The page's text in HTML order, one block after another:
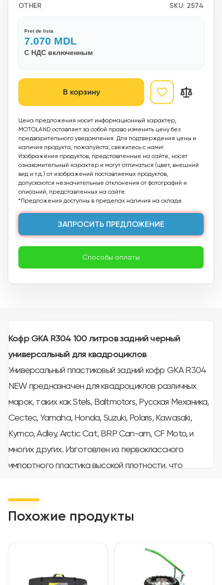
OTHER SKU: 2574
Pret de lista
7.070 MDL
С НДС включенным
В корзину
Цена предложения носит информационный характер,
MOTOLAND оставляет за собой право изменить цену без
предварительного уведомления. Для подтверждения цены и
наличия продукта, пожалуйста, свяжитесь с нами!
Изображения продуктов, представленные на сайте, носят
ознакомительный характер и могут отличаться (цвет, внешний
вид и т.д.) от изображений поставляемых продуктов,
допускаются незначительные отклонения от фотографий и
описаний, представленных на сайте.
*Предложения доступны в пределах наличия на складе.
ЗАПРОСИТЬ ПРЕДЛОЖЕНИЕ
Способы оплаты
Кофр GKA R304 100 литров задний черный
универсальный для квадроциклов
Универсальный пластиковый задний кофр GKA R304
NEW предназначен для квадроциклов различных
марок, таких как Stels, Baltmotors, Русская Механика,
Cectec, Yamaha, Honda, Suzuki, Polaris, Kawasaki,
Kymco, Adley, Arctic Cat, BRP Can-am, CF Moto, и
многих других. Изготовлен из первоклассного
импортного пластика высокой плотности, что
Объем кофра составляет 100 литров, что идеально
подходит для хранения двух квадроциклетных
защищает содержимое от попадания влаги. Кофр
оснащен стальным замком с ключом для надежной
Похожие продукты